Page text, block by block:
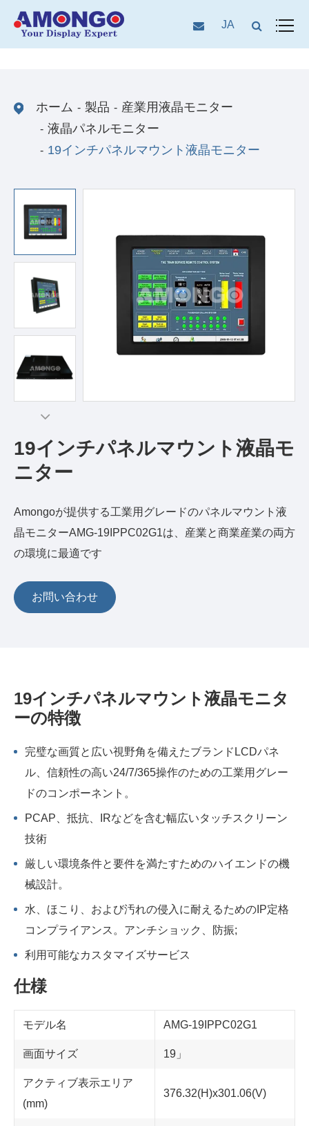
JA
ホーム 製品
産業用液晶モニター
液晶パネルモニター
19インチパネルマウント液晶モニター
19インチパネルマウント液晶モ
ニター
Amongoが提供する工業用グレードのパネルマウント液
晶モニターAMG-19IPPC02G1は、産業と商業産業の両方
の環境に最適です
お問い合わせ
19インチパネルマウント液晶モニタ
ーの特徴
完璧な画質と広い視野角を備えたブランドLCDパネ
ル、信頼性の高い24/7/365操作のための工業用グレー
ドのコンポーネント。
PCAP、抵抗、IRなどを含む幅広いタッチスクリーン
技術
厳しい環境条件と要件を満たすためのハイエンドの機
械設計。
水、ほこり、および汚れの侵入に耐えるためのIP定格
コンプライアンス。アンチショック、防振;
利用可能なカスタマイズサービス
仕様
モデル名 AMG-19IPPC02G1
画面サイズ 19」
アクティブ表示エリア
(mm)
376.32(H)x301.06(V)